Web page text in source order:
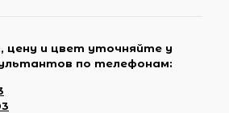
цену и цвет уточняйте у
по телефонам: